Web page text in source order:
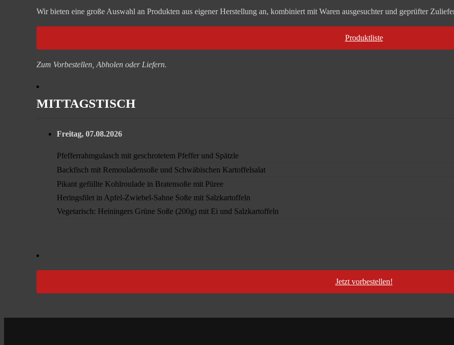
Wir bieten eine große Auswahl an Produkten aus eigener Herstellung an, kombiniert mit Waren ausgesuchter und geprüfter
Produktliste
Zum Vorbestellen, Abholen oder Liefern.
MITTAGSTISCH
Freitag, 07.08.2026
Pfefferrahmgulasch mit geschrotetem Pfeffer und Spätzle
Backfisch mit Remouladensoße und Schwäbischen Kartoffelsalat
Pikant gefüllte Kohlroulade in Bratensoße mit Püree
Heringsfilet in Apfel-Zwiebel-Sahne Soße mit Salzkartoffeln
Vegetarisch: Heiningers Grüne Soße (200g) mit Ei und Salzkartoffeln
Jetzt vorbestellen!